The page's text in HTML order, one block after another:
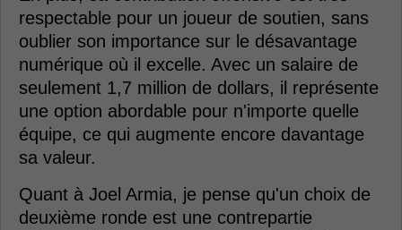
respectable pour un joueur de soutien, sans
oublier son importance sur le désavantage
numérique où il excelle. Avec un salaire de
seulement 1,7 million de dollars, il représente
une option abordable pour n'importe quelle
équipe, ce qui augmente encore davantage
sa valeur.
Quant à Joel Armia, je pense qu'un choix de
deuxième ronde est une contrepartie